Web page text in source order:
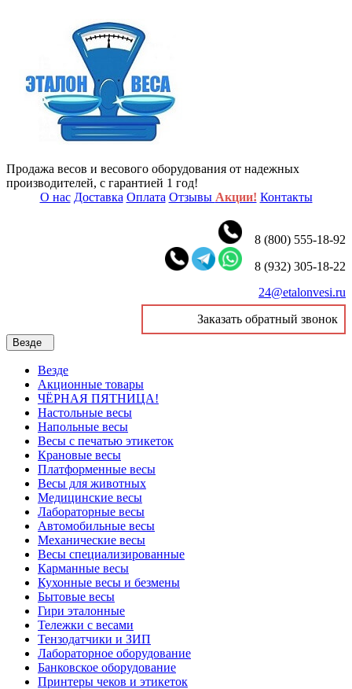
Продажа весов и весового оборудования от надежных
производителей, с гарантией 1 год!
О нас Доставка Оплата Отзывы Акции! Контакты
8 (800) 555-18-92
8 (932) 305-18-22
24@etalonvesi.ru
Заказать обратный звонок
Везде
Везде
Акционные товары
ЧЁРНАЯ ПЯТНИЦА!
Настольные весы
Напольные весы
Весы с печатью этикеток
Крановые весы
Платформенные весы
Весы для животных
Медицинские весы
Лабораторные весы
Автомобильные весы
Механические весы
Весы специализированные
Карманные весы
Кухонные весы и безмены
Бытовые весы
Гири эталонные
Тележки с весами
Тензодатчики и ЗИП
Лабораторное оборудование
Банковское оборудование
Принтеры чеков и этикеток